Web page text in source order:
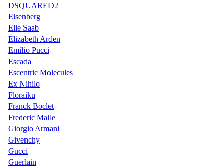
DSQUARED2
Eisenberg
Elie Saab
Elizabeth Arden
Emilio Pucci
Escada
Escentric Molecules
Ex Nihilo
Floraiku
Franck Boclet
Frederic Malle
Giorgio Armani
Givenchy
Gucci
Guerlain